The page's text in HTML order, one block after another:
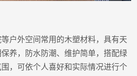
户外空间常用的木塑材料，具有天
养，防水防潮、维护简单，搭配绿
，可依个人喜好和实际情况进行个